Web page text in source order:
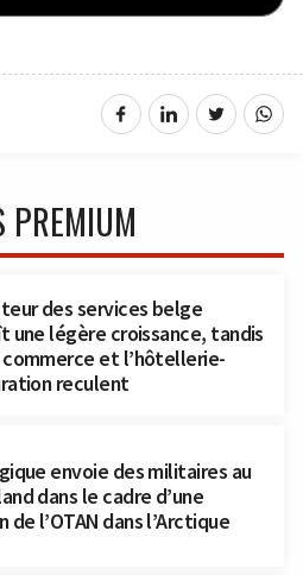
PREMIUM
des services belge
une légère croissance, tandis
et l’hôtellerie-
reculent
envoie des militaires au
dans le cadre d’une
de l’OTAN dans l’Arctique